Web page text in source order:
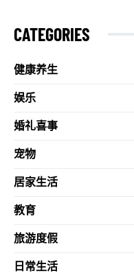
CATEGORIES
健康养生
娱乐
婚礼喜事
宠物
居家生活
教育
旅游度假
日常生活